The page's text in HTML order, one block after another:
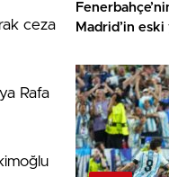
ceza
Rafa
Madrid’in eski